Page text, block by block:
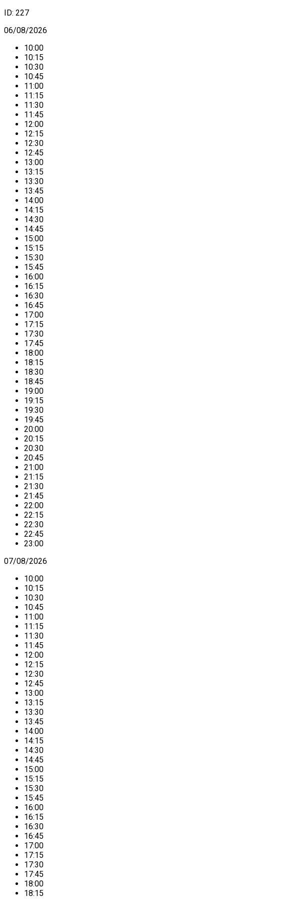
ID: 227
06/08/2026
10:00
10:15
10:30
10:45
11:00
11:15
11:30
11:45
12:00
12:15
12:30
12:45
13:00
13:15
13:30
13:45
14:00
14:15
14:30
14:45
15:00
15:15
15:30
15:45
16:00
16:15
16:30
16:45
17:00
17:15
17:30
17:45
18:00
18:15
18:30
18:45
19:00
19:15
19:30
19:45
20:00
20:15
20:30
20:45
21:00
21:15
21:30
21:45
22:00
22:15
22:30
22:45
23:00
07/08/2026
10:00
10:15
10:30
10:45
11:00
11:15
11:30
11:45
12:00
12:15
12:30
12:45
13:00
13:15
13:30
13:45
14:00
14:15
14:30
14:45
15:00
15:15
15:30
15:45
16:00
16:15
16:30
16:45
17:00
17:15
17:30
17:45
18:00
18:15